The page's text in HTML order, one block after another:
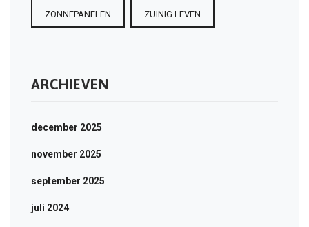
ZONNEPANELEN ZUINIG LEVEN
ARCHIEVEN
december 2025
november 2025
september 2025
juli 2024